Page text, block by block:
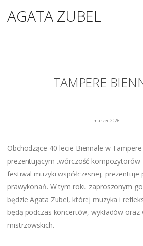
AGATA ZUBEL
TAMPERE
marzec 2026
Obchodzące 40-lecie Biennale w
prezentującym twórczość kompozytorów
festiwal muzyki współczesnej, prezentuje
prawykonań. W tym roku zaproszonym
będzie Agata Zubel, której muzyka i
będą podczas koncertów, wykładów
mistrzowskich.